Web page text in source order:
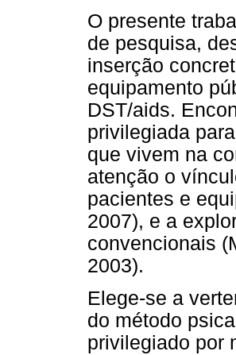
O presente
de pesquisa,
inserção
equipamento
DST/aids.
privilegiada
que vivem na
atenção o
pacientes e
2007), e a
convencionais
2003).
Elege-se a
do método
privilegiado por